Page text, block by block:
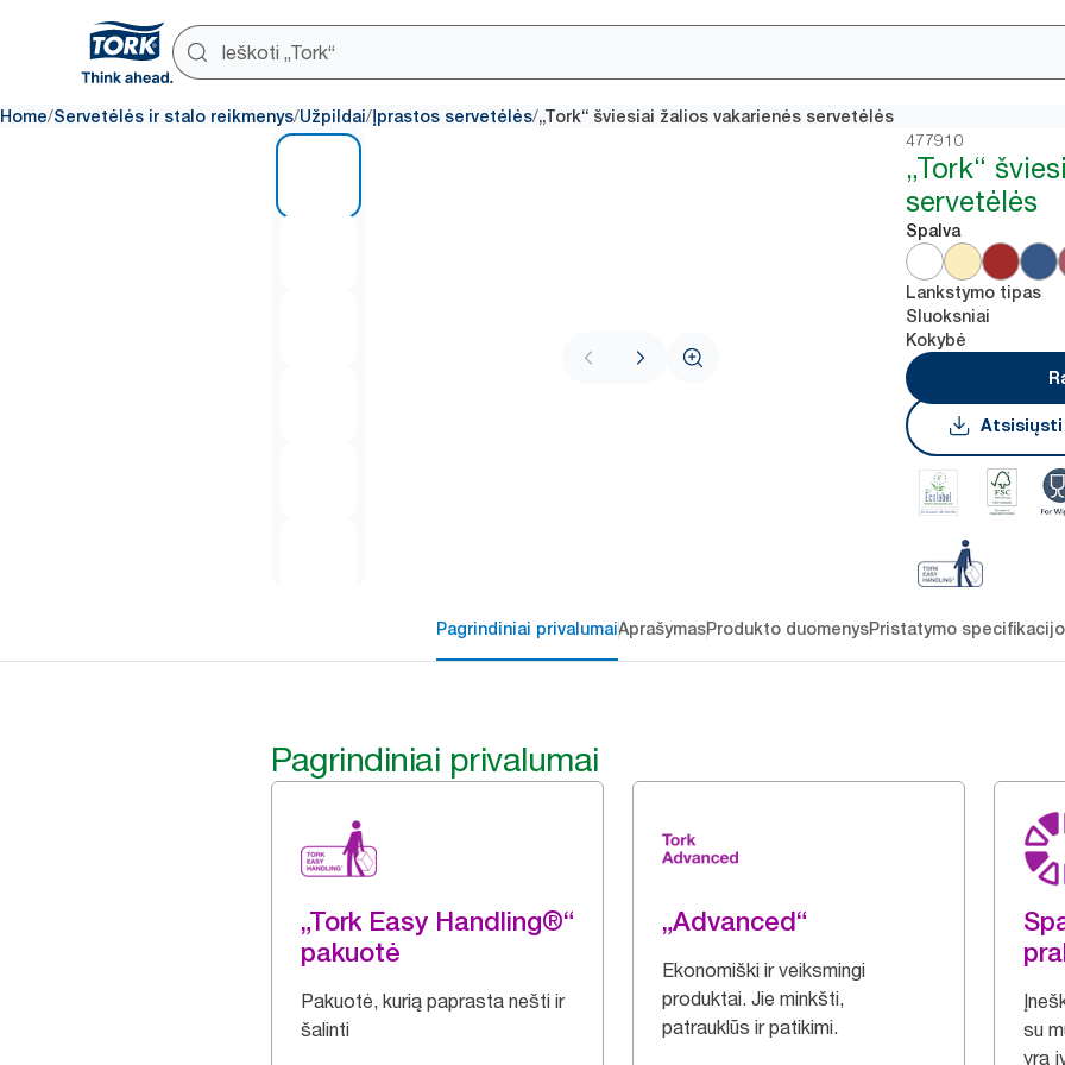
Home/Servetėlės ir stalo reikmenys/Užpildai/ Įprastos servetėlės/„Tork“ šviesiai žalios vakarienės servetėlės
477910
„Tork“
servetėlės
Spalva
Lankstymo tipas
Sluoksniai
Kokybė
Atsisiųsti
Pagrindiniai privalumaiAprašymasProdukto duomenysPristatymo
Pagrindiniai privalumai
„Tork Easy Handling®“
pakuotė
Pakuotė, kurią paprasta nešti ir
šalinti
„Advanced“
Ekonomiški ir veiksmingi
produktai. Jie minkšti,
patrauklūs ir patikimi.
su
yra